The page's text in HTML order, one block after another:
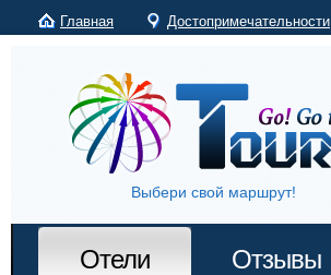
Главная Достопримечательности
Выбери свой маршрут!
Отели Отзывы